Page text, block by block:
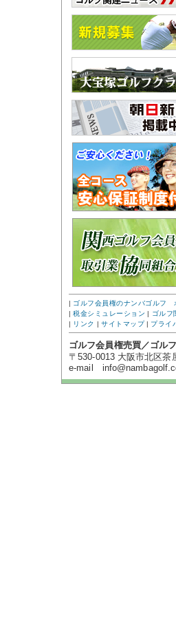
| ゴルフ会員権のナンバゴルフ
|税金シミュレーション | ゴルフ
| リンク |サイトマップ| プライ
ゴルフ会員権売買／ゴル
〒530-0013 大阪市北区
e-mail